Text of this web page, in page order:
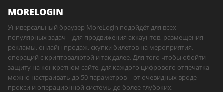
MORELOGIN
Универсальный браузер MoreLogin подойдёт для всех
популярных задач – для продвижения аккаунтов, размещения
рекламы, онлайн-продаж, скупки билетов на мероприятия,
операций с криптовалютой и так далее. Для того чтобы обойти
защиту на конкретном сайте, для каждого цифрового отпечатка
можно настраивать до 50 параметров – от очевидных вроде
прокси и операционной системы до более глубоких,